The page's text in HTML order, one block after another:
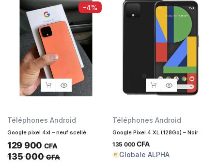
-4%
Téléphones Android
Google pixel 4xl – neuf scellé
129 900 CFA
135 000CFA
Téléphones Android
Google Pixel 4 XL (128Go) – Noir
135 000 CFA
Globale ALPHA